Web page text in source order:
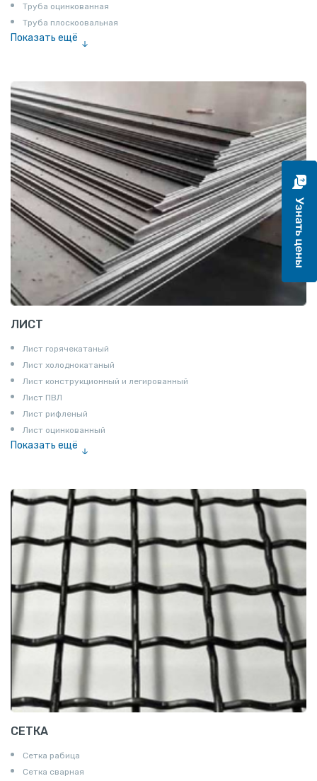
Труба оцинкованная
Труба плоскоовальная
Показать ещё
ЛИСТ
Лист горячекатаный
Лист холоднокатаный
Лист конструкционный и легированный
Лист ПВЛ
Лист рифленый
Лист оцинкованный
Показать ещё
СЕТКА
Сетка рабица
Сетка сварная